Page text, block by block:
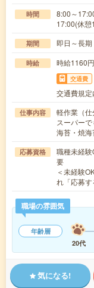
時間
8:00～
17:00(休
期間 即日～長
時給 時給1160円
交通費
交通費規
仕事内容
軽作業（仕
スーパー
海苔・焼
応募資格
職種未経
要
＜未経験
れ「応募
職場の雰囲気
年齢層
20代
気になる!